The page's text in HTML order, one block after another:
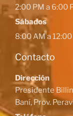
2:00 PM a 6:00
Sábados
8:00 AM a
Contacto
Dirección
Presidente
Baní, Prov.